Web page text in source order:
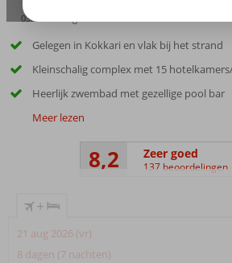
03:15
Gelegen in Kokkari en vlak bij het strand
Kleinschalig complex met 15
Heerlijk zwembad met gezellige pool bar
Meer lezen
8,2 Zeer goed
137 beoordelingen
+
21 aug 2026 (vr)
8 dagen (7 nachten)